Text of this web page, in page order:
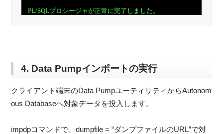
4. Data Pumpインポートの実行
クライアント端末のData PumpユーティリティからAutonom
ous Databaseへ対象データを投入します。
impdpコマンドで、dumpfile = “ダンプファイルのURL”で対